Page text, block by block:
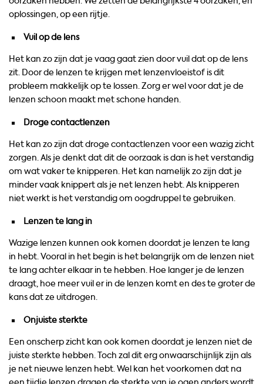
oplossingen, op een rijtje.
Vuil op de lens
Het kan zo zijn dat je vaag gaat zien door vuil dat op de lens
zit. Door de lenzen te krijgen met lenzenvloeistof is dit
probleem makkelijk op te lossen. Zorg er wel voor dat je de
lenzen schoon maakt met schone handen.
Droge contactlenzen
Het kan zo zijn dat droge contactlenzen voor een wazig zicht
zorgen. Als je denkt dat dit de oorzaak is dan is het verstandig
om wat vaker te knipperen. Het kan namelijk zo zijn dat je
minder vaak knippert als je net lenzen hebt. Als knipperen
niet werkt is het verstandig om oogdruppel te gebruiken.
Lenzen te lang in
Wazige lenzen kunnen ook komen doordat je lenzen te lang
in hebt. Vooral in het begin is het belangrijk om de lenzen niet
te lang achter elkaar in te hebben. Hoe langer je de lenzen
draagt, hoe meer vuil er in de lenzen komt en des te groter de
kans dat ze uitdrogen.
Onjuiste sterkte
Een onscherp zicht kan ook komen doordat je lenzen niet de
juiste sterkte hebben. Toch zal dit erg onwaarschijnlijk zijn als
je net nieuwe lenzen hebt. Wel kan het voorkomen dat na